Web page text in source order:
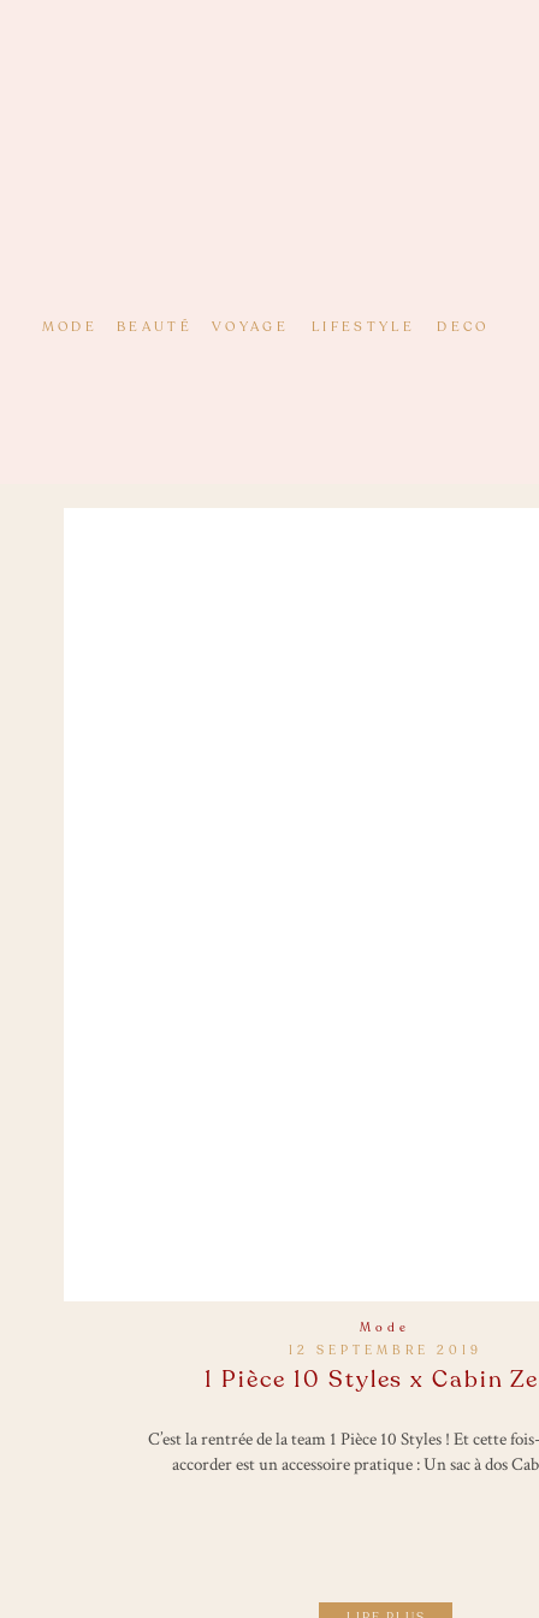
DECO
LIFESTYLE
VOYAGE
BEAUTÉ
MODE
C’est la rentrée de la team 1 Pièce 10 Styles ! Et cette
accorder est un accessoire pratique : Un sac à dos
12 SEPTEMBRE 2019
1 Pièce 10 Styles x Cabin
Mode